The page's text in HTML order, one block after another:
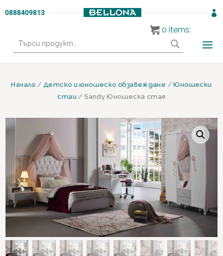
0888409813 
за:
Начало / Детско и юношеско обзавеждане /Юношески
стаи/ Sandy Юношеска стая
0 items: